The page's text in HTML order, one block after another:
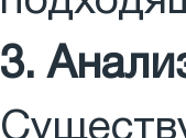
3.